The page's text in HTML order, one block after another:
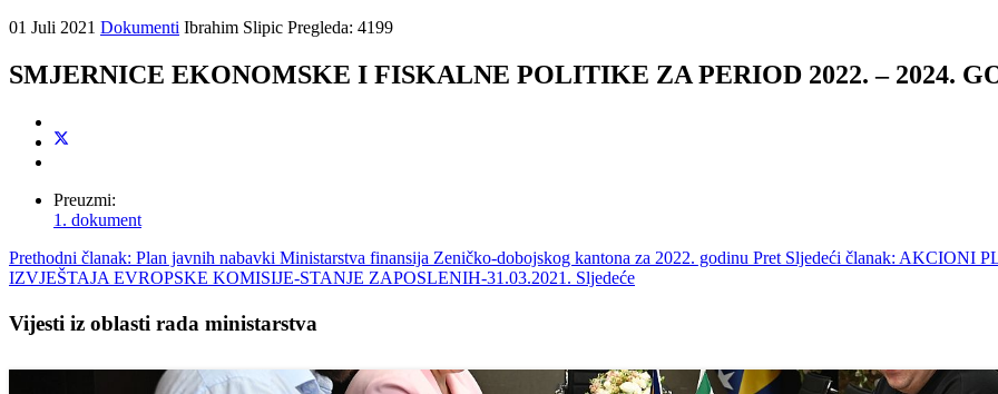
01 Juli 2021 Dokumenti Ibrahim Slipic Pregleda: 4199
SMJERNICE EKONOMSKE I FISKALNE POLITIKE ZA PERIOD 2022. – 2024.
Preuzmi:
1. dokument
Prethodni članak: Plan javnih nabavki Ministarstva finansija Zeničko-dobojskog kantona za 2022. godinu Pret Sljedeći članak: AKCIONI
IZVJEŠTAJA EVROPSKE KOMISIJE-STANJE ZAPOSLENIH-31.03.2021. Sljedeće
Vijesti iz oblasti rada ministarstva